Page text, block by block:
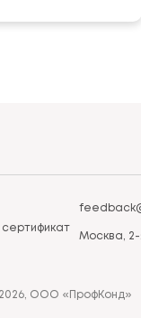
сертификат
Москва, 2-
ООО «ПрофКонд»